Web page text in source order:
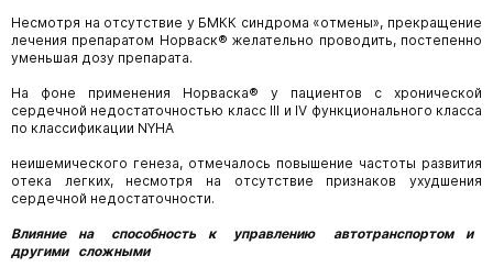
Несмотря на отсутствие у БМКК синдрома «отмены», прекращение
лечения препаратом Норваск® желательно проводить, постепенно
уменьшая дозу препарата.
На фоне применения Норваска® у пациентов с хронической
сердечной недостаточностью класс III и IV функционального класса
по классификации NYHA
неишемического генеза, отмечалось повышение частоты развития
отека легких, несмотря на отсутствие признаков ухудшения
сердечной недостаточности.
Влияние на способность к управлению автотранспортом и
другими сложными